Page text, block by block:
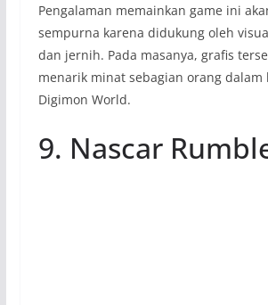
Pengalaman memainkan game ini
sempurna karena didukung oleh
dan jernih. Pada masanya, grafis
menarik minat sebagian orang dalam
Digimon World.
9. Nascar